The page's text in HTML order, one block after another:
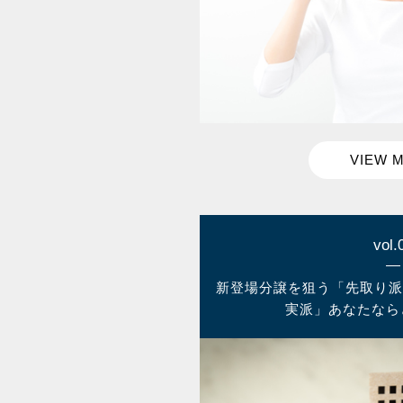
新登場分譲を狙う「先取り
実派」あなたな